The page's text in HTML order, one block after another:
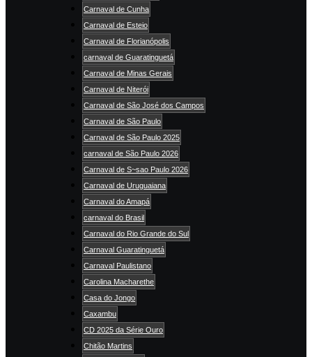
Carnaval de Cunha
Carnaval de Esteio
Carnaval de Florianópolis
carnaval de Guaratinguetá
Carnaval de Minas Gerais
Carnaval de Niterói
Carnaval de São José dos Campos
Carnaval de São Paulo
Carnaval de São Paulo 2025
carnaval de São Paulo 2026
Carnaval de S~sao Paulo 2026
Carnaval de Uruguaiana
Carnaval do Amapá
carnaval do Brasil
Carnaval do Rio Grande do Sul
Carnaval Guaratinguetá
Carnaval Paulistano
Carolina Macharethe
Casa do Jongo
Caxambu
CD 2025 da Série Ouro
Chitão Martins